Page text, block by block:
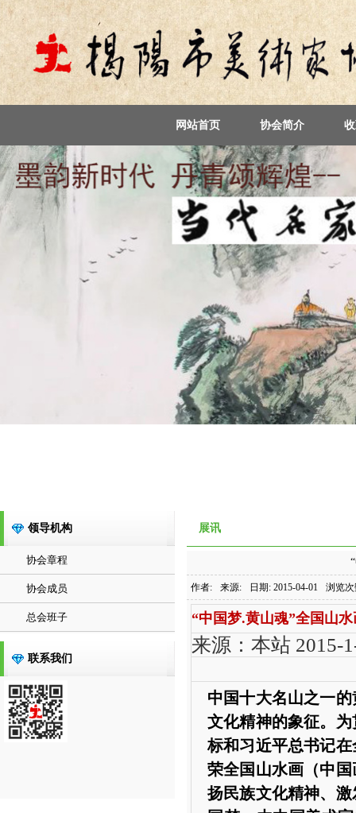
网站首页 协会简介
领导机构
协会章程
协会成员
总会班子
联系我们
展讯
作者: 来源: 日期: 2015-04-01 浏览
“中国梦.黄山魂”全国山
来源：本站 2015-
中国十大名山之一
文化精神的象征。
标和习近平总书记
荣全国山水画（中
扬民族文化精神、